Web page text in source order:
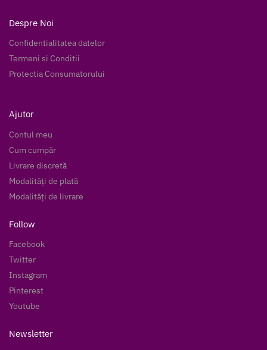
Despre Noi
Confidentialitatea datelor
Termeni si Conditii
Protectia Consumatorului
Ajutor
Contul meu
Cum cumpăr
Livrare discretă
Modalități de plată
Modalități de livrare
Follow
Facebook
Twitter
Instagram
Pinterest
Youtube
Newsletter